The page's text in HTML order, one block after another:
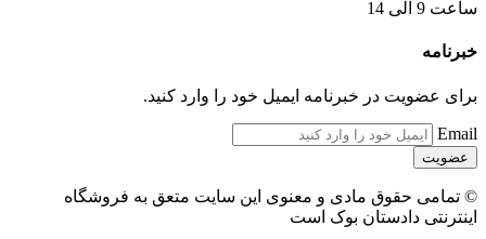
ساعت 9 الی 14
خبرنامه
برای عضویت در خبرنامه ایمیل خود را وارد کنید.
Email
© تمامی حقوق مادی و معنوی این سایت متعق به فروشگاه
اینترنتی دادستان بوک است